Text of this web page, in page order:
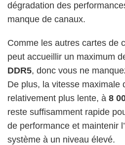
dégradation des
manque de canaux.
Comme les autres cartes de
peut accueillir un maximum
DDR5, donc vous ne
De plus, la vitesse maximale
relativement plus lente, à 8
reste suffisamment rapide
de performance et maintenir
système à un niveau élevé.